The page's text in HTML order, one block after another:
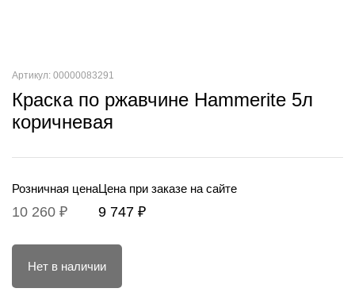
Артикул: 00000083291
Краска по ржавчине Hammerite 5л
коричневая
Розничная цена
10 260 ₽
Цена при заказе на сайте
9 747 ₽
Нет в наличии